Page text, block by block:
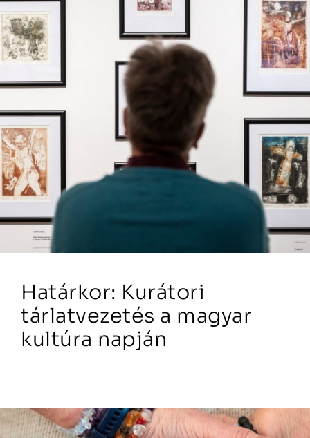
Határkor: Kurátori
tárlatvezetés a magyar
kultúra napján